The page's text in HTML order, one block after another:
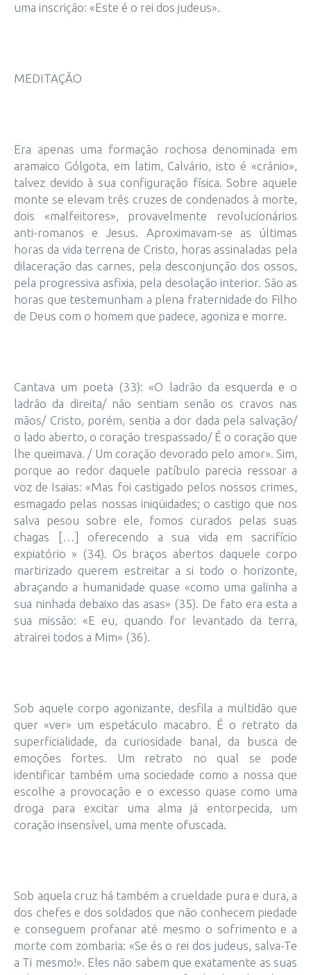
uma inscrição: «Este é o rei dos judeus».
MEDITAÇÃO
Era apenas uma formação rochosa denominada em
aramaico Gólgota, em latim, Calvário, isto é «crânio»,
talvez devido à sua configuração física. Sobre aquele
monte se elevam três cruzes de condenados à morte,
dois «malfeitores», provavelmente revolucionários
anti-romanos e Jesus. Aproximavam-se as últimas
horas da vida terrena de Cristo, horas assinaladas pela
dilaceração das carnes, pela desconjunção dos ossos,
pela progressiva asfixia, pela desolação interior. São as
horas que testemunham a plena fraternidade do Filho
de Deus com o homem que padece, agoniza e morre.
Cantava um poeta (33): «O ladrão da esquerda e o
ladrão da direita/ não sentiam senão os cravos nas
mãos/ Cristo, porém, sentia a dor dada pela salvação/
o lado aberto, o coração trespassado/ É o coração que
lhe queimava. / Um coração devorado pelo amor». Sim,
porque ao redor daquele patíbulo parecia ressoar a
voz de Isaias: «Mas foi castigado pelos nossos crimes,
esmagado pelas nossas iniqüidades; o castigo que nos
salva pesou sobre ele, fomos curados pelas suas
chagas […] oferecendo a sua vida em sacrifício
expiatório » (34). Os braços abertos daquele corpo
martirizado querem estreitar a si todo o horizonte,
abraçando a humanidade quase «como uma galinha a
sua ninhada debaixo das asas» (35). De fato era esta a
sua missão: «E eu, quando for levantado da terra,
atrairei todos a Mim» (36).
Sob aquele corpo agonizante, desfila a multidão que
quer «ver» um espetáculo macabro. É o retrato da
superficialidade, da curiosidade banal, da busca de
emoções fortes. Um retrato no qual se pode
identificar também uma sociedade como a nossa que
escolhe a provocação e o excesso quase como uma
droga para excitar uma alma já entorpecida, um
coração insensível, uma mente ofuscada.
Sob aquela cruz há também a crueldade pura e dura, a
dos chefes e dos soldados que não conhecem piedade
e conseguem profanar até mesmo o sofrimento e a
morte com zombaria: «Se és o rei dos judeus, salva-Te
a Ti mesmo!». Eles não sabem que exatamente as suas